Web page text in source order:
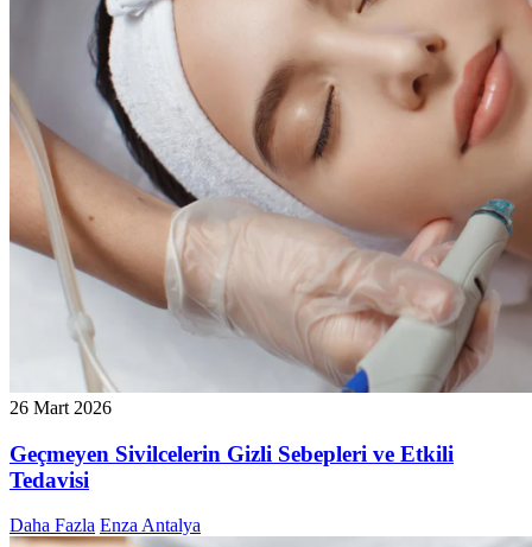
26 Mart 2026
Geçmeyen Sivilcelerin Gizli Sebepleri ve Etkili
Tedavisi
Daha Fazla Enza Antalya